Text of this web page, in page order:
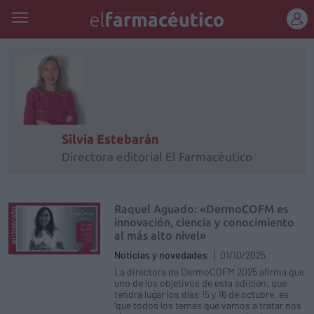
Silvia Estebarán
Directora editorial El Farmacéutico
Raquel Aguado: «DermoCOFM es
innovación, ciencia y conocimiento
al más alto nivel»
Noticias y novedades
01/10/2025
La directora de DermoCOFM 2025 afirma que
uno de los objetivos de esta edición, que
tendrá lugar los días 15 y 16 de octubre, es
"que todos los temas que vamos a tratar nos